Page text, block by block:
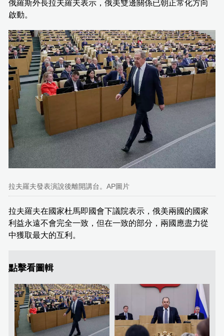
俄羅斯外長拉夫羅夫表示，俄美雙邊關係已朝正常化方向
啟動。
拉夫羅夫發表演說後離開講台。AP圖片
拉夫羅夫在國家杜馬即國會下議院表示，俄美兩國的國家
利益永遠不會完全一致，但在一致的部分，兩國應盡力從
中獲取最大的互利。
點擊看圖輯